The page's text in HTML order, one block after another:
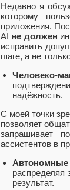
Недавно я
которому
приложения.
AI не должен
исправить
шаге, а не
Человеко-
надёжность.
С моей точки
позволяет
запрашивает
ассистентов в
распределяя
результат.